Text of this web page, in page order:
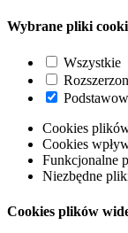
Wybrane pliki
Wszystkie
Cookies
Cookies
Funkcjonalne
Niezbędne
Cookies plików